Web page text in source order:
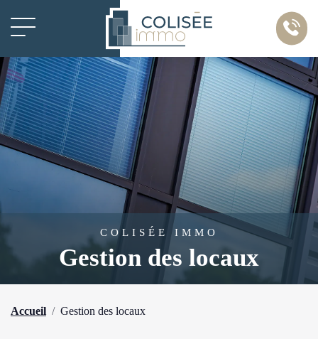
Panneau de gestion des cookies
COLISÉE IMMO
Gestion des locaux
Accueil Gestion des locaux